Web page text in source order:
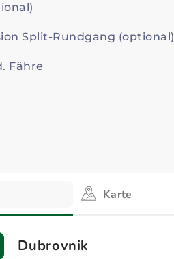
Split-Rundgang (optional)
Fähre
Karte
Dubrovnik